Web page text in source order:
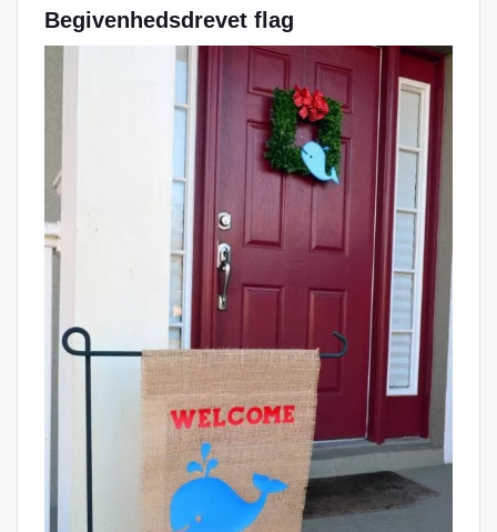
Begivenhedsdrevet flag